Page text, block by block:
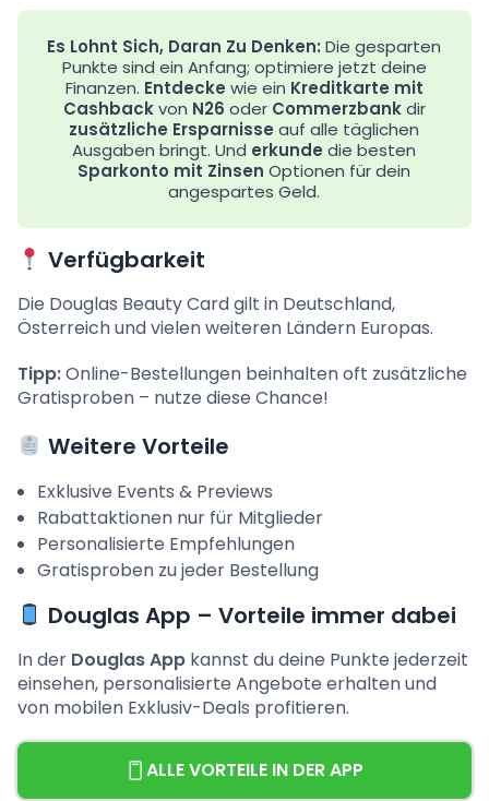
Es Lohnt Sich, Daran Zu Denken: Die gesparten
Punkte sind ein Anfang; optimiere jetzt deine
Finanzen. Entdecke wie ein Kreditkarte mit
Cashbackvon N26 oder Commerzbankdir
zusätzliche Ersparnisse auf alle täglichen
Ausgaben bringt. Und erkunde die besten
Sparkonto mit Zinsen Optionen für dein
angespartes Geld.
Verfügbarkeit
Die Douglas Beauty Card gilt in Deutschland,
Österreich und vielen weiteren Ländern Europas.
Tipp:Online-Bestellungen beinhalten oft zusätzliche
Gratisproben – nutze diese Chance!
Weitere Vorteile
Exklusive Events & Previews
Rabattaktionen nur für Mitglieder
Personalisierte Empfehlungen
Gratisproben zu jeder Bestellung
Douglas App – Vorteile immer dabei
In der Douglas App kannst du deine Punkte jederzeit
einsehen, personalisierte Angebote erhalten und
von mobilen Exklusiv-Deals profitieren.
ALLE VORTEILE IN DER APP